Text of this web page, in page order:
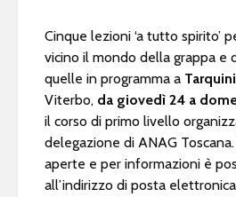
Cinque lezioni ‘a tutto spirito’
vicino il mondo della grappa e
quelle in programma a
Viterbo, da giovedì 24 a
il corso di primo livello
delegazione di ANAG
aperte e per informazioni è
all’indirizzo di posta elettronica